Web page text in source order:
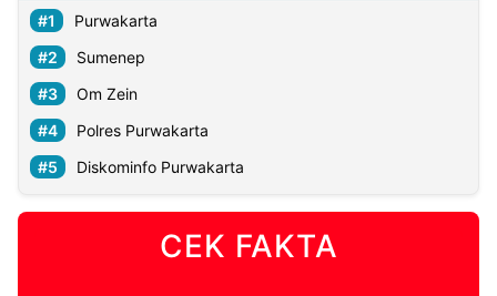
Purwakarta
Sumenep
Om Zein
Polres Purwakarta
Diskominfo Purwakarta
CEK FAKTA